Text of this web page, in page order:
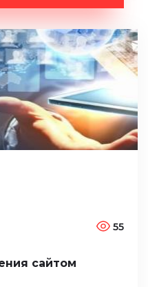
55
сайтом